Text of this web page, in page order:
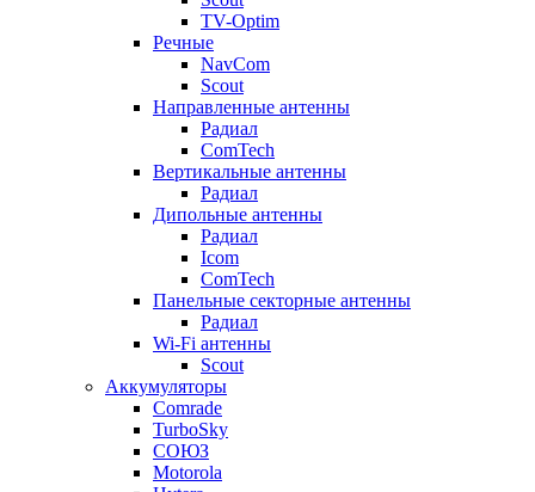
TV-Optim
Речные
NavCom
Scout
Направленные антенны
Радиал
ComTech
Вертикальные антенны
Радиал
Дипольные антенны
Радиал
Icom
ComTech
Панельные секторные антенны
Радиал
Wi-Fi антенны
Scout
Аккумуляторы
Comrade
TurboSky
СОЮЗ
Motorola